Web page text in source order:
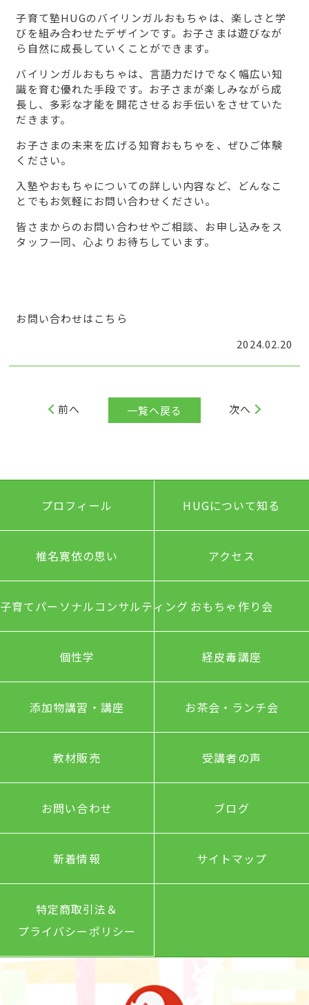
子育て塾HUGのバイリンガルおもちゃは、楽しさと学
びを組み合わせたデザインです。お子さまは遊びなが
ら自然に成長していくことができます。
バイリンガルおもちゃは、言語力だけでなく幅広い知
識を育む優れた手段です。お子さまが楽しみながら成
長し、多彩な才能を開花させるお手伝いをさせていた
だきます。
お子さまの未来を広げる知育おもちゃを、ぜひご体験
ください。
入塾やおもちゃについての詳しい内容など、どんなこ
とでもお気軽にお問い合わせください。
皆さまからのお問い合わせやご相談、お申し込みをス
タッフ一同、心よりお待ちしています。
お問い合わせはこちら
2024.02.20
前へ 次へ
一覧へ戻る
プロフィール HUGについて知る
椎名寛依の思い アクセス
子育てパーソナルコンサルティング おもちゃ作り会
個性学 経皮毒講座
添加物講習・講座 お茶会・ランチ会
教材販売 受講者の声
お問い合わせ ブログ
新着情報 サイトマップ
特定商取引法＆
プライバシーポリシー